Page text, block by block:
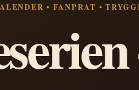
• FANPRAT •